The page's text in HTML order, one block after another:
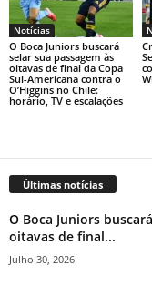
Notícias
O Boca Juniors buscará
selar sua passagem às
oitavas de final da Copa
Sul-Americana contra o
O’Higgins no Chile:
horário, TV e escalações
Últimas notícias
O Boca Juniors
oitavas de final...
Julho 30, 2026